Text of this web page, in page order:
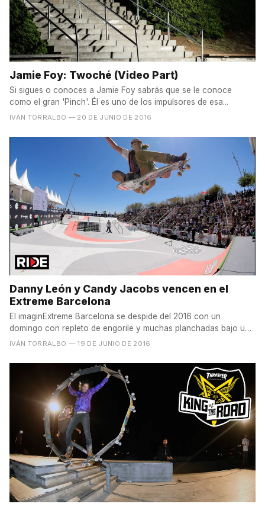
Jamie Foy: Twoché (Video Part)
Si sigues o conoces a Jamie Foy sabrás que se le conoce
como el gran 'Pinch'. Él es uno de los impulsores de esa...
IVÁN TORRALBO — 20 DE JUNIO DE 2016
Danny León y Candy Jacobs vencen en el
Extreme Barcelona
El imaginExtreme Barcelona se despide del 2016 con un
domingo con repleto de engorile y muchas planchadas bajo un
sol...
IVÁN TORRALBO — 19 DE JUNIO DE 2016